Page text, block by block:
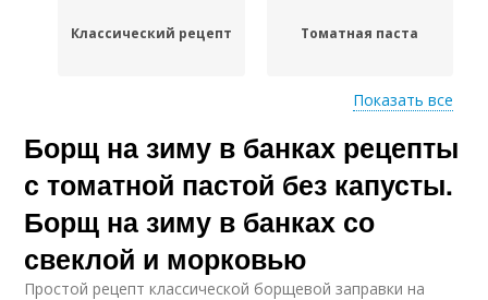
Классический рецепт Томатная паста
Простые рецепты Паста без перца
Вкусные рецепты
Показать все
Борщ на зиму в банках рецепты
с томатной пастой без капусты.
Борщ на зиму в банках со
свеклой и морковью
Простой рецепт классической борщевой заправки на